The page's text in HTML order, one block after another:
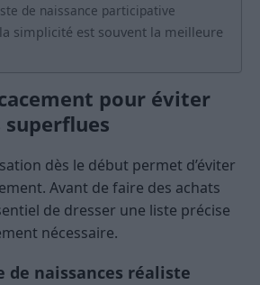
de naissance participative
simplicité est souvent la meilleure
pour éviter
superflues
dès le début permet d’éviter
Avant de faire des achats
de dresser une liste précise
nécessaire.
de naissances réaliste